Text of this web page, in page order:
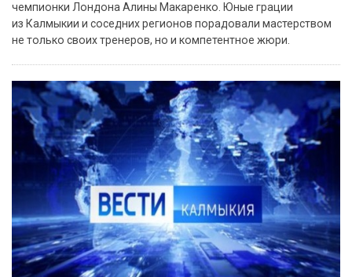
чемпионки Лондона Алины Макаренко. Юные грации
из Калмыкии и соседних регионов порадовали мастерством
не только своих тренеров, но и компетентное жюри.